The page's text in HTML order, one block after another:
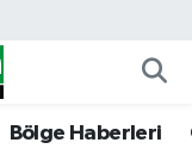
Bölge Haberleri